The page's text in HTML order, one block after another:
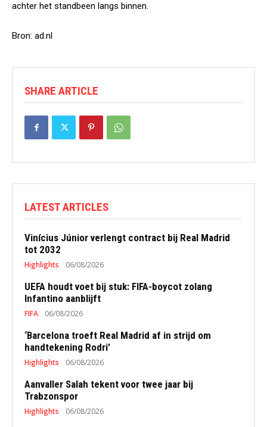
achter het standbeen langs binnen.
Bron: ad.nl
SHARE ARTICLE
LATEST ARTICLES
Vinícius Júnior verlengt contract bij Real Madrid
tot 2032
Highlights 06/08/2026
UEFA houdt voet bij stuk: FIFA-boycot zolang
Infantino aanblijft
FIFA 06/08/2026
‘Barcelona troeft Real Madrid af in strijd om
handtekening Rodri’
Highlights 06/08/2026
Aanvaller Salah tekent voor twee jaar bij
Trabzonspor
Highlights 06/08/2026